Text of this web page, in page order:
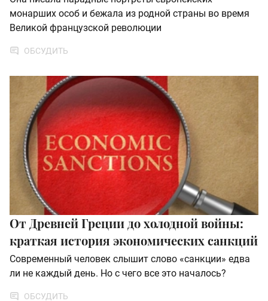
монарших особ и бежала из родной страны во время
Великой французской революции
ОБСУДИТЬ
От Древней Греции до холодной войны:
краткая история экономических санкций
Современный человек слышит слово «санкции» едва
ли не каждый день. Но с чего все это началось?
ОБСУДИТЬ